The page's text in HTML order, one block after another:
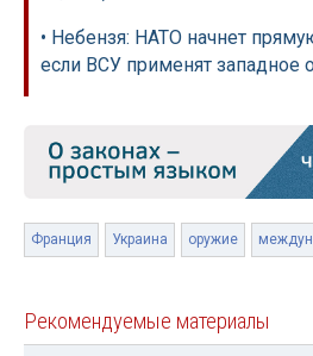
• Небензя: НАТО начнет
если ВСУ применят западное
Франция Украина оружие
Рекомендуемые материалы